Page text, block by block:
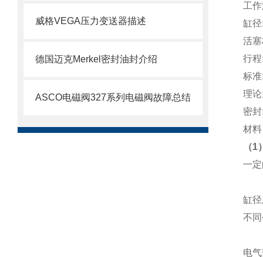
威格VEGA压力变送器描述
德国迈克Merkel密封油封介绍
ASCO电磁阀327系列电磁阀故障总结
工
缸
活
行
标
理
密
材
（
一
缸
不
电